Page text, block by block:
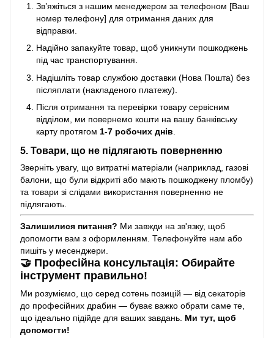
Зв’яжіться з нашим менеджером за телефоном [Ваш
номер телефону] для отримання даних для
відправки.
Надійно запакуйте товар, щоб уникнути пошкоджень
під час транспортування.
Надішліть товар службою доставки (Нова Пошта) без
післяплати (накладеного платежу).
Після отримання та перевірки товару сервісним
відділом, ми повернемо кошти на вашу банківську
карту протягом 1-7 робочих днів
5. Товари, що не підлягають поверненню
Зверніть увагу, що витратні матеріали (наприклад, газові
балони, що були відкриті або мають пошкоджену пломбу)
та товари зі слідами використання поверненню не
підлягають.
Залишилися питання? Ми завжди на зв'язку, щоб
допомогти вам з оформленням. Телефонуйте нам або
пишіть у месенджери.
🤝 Професійна консультація: Обирайте
інструмент правильно!
Ми розуміємо, що серед сотень позицій — від секаторів
до професійних драбин — буває важко обрати саме те,
що ідеально підійде для ваших завдань. Ми тут, щоб
допомогти!